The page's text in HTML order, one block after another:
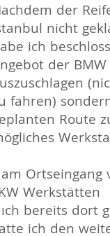
der
nicht
ich
der
fahren)
Route
Ortseingang
Werkstätten
bereits dort
ich den